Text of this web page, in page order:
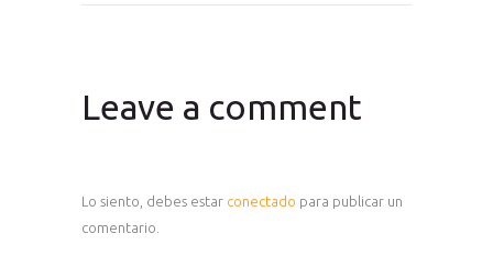
Leave a comment
Lo siento, debes estar conectado para publicar un
comentario.